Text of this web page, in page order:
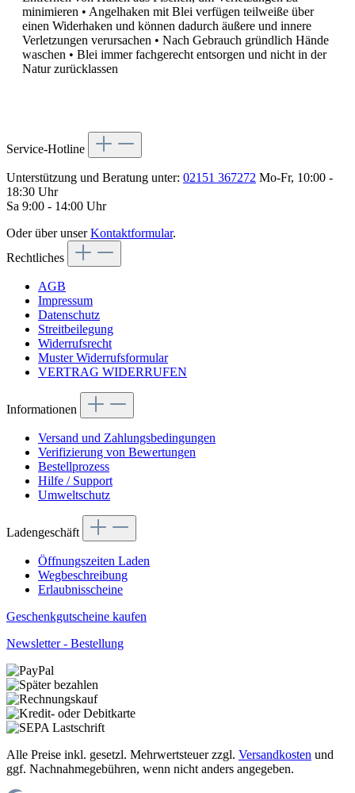
minimieren • Angelhaken mit Blei verfügen teilweiße über
einen Widerhaken und können dadurch äußere und innere
Verletzungen verursachen • Nach Gebrauch gründlich Hände
waschen • Blei immer fachgerecht entsorgen und nicht in der
Natur zurücklassen
Service-Hotline
Unterstützung und Beratung unter: 02151 367272 Mo-Fr, 10:00 -
18:30 Uhr
Sa 9:00 - 14:00 Uhr
Oder über unserKontaktformular.
Rechtliches
AGB
Impressum
Datenschutz
Streitbeilegung
Widerrufsrecht
Muster Widerrufsformular
VERTRAG WIDERRUFEN
Informationen
Versand und Zahlungsbedingungen
Verifizierung von Bewertungen
Bestellprozess
Hilfe / Support
Umweltschutz
Ladengeschäft
Öffnungszeiten Laden
Wegbeschreibung
Erlaubnisscheine
Geschenkgutscheine kaufen
Newsletter - Bestellung
Alle Preise inkl. gesetzl. Mehrwertsteuer zzgl. Versandkosten und
ggf. Nachnahmegebühren, wenn nicht anders angegeben.